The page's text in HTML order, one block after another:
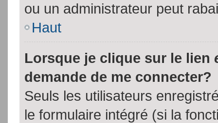
ou un administrateur peut
Haut
Lorsque je clique sur le lien
demande de me connecter?
Seuls les utilisateurs
le formulaire intégré (si la